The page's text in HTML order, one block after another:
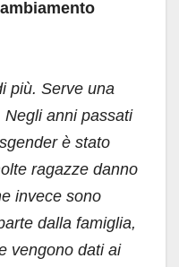
più. Serve una
anni passati
è stato
ragazze danno
invece sono
dalla famiglia,
vengono dati ai